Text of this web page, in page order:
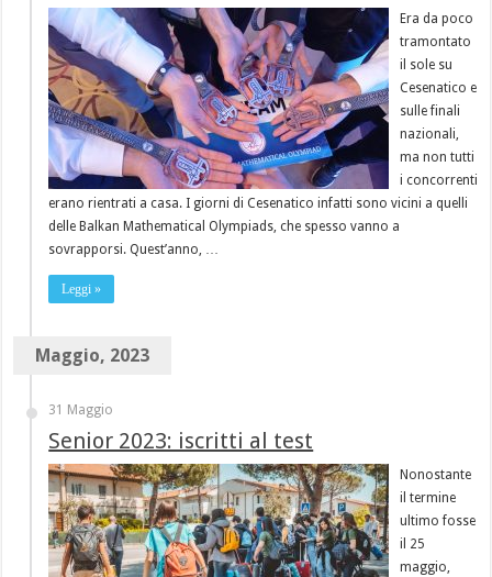
Era da poco
tramontato
il sole su
Cesenatico e
sulle finali
nazionali,
ma non tutti
i concorrenti
erano rientrati a casa. I giorni di Cesenatico infatti sono vicini a quelli
delle Balkan Mathematical Olympiads, che spesso vanno a
sovrapporsi. Quest’anno, …
Leggi »
Maggio, 2023
31 Maggio
Senior 2023: iscritti al test
Nonostante
il termine
ultimo fosse
il 25
maggio,